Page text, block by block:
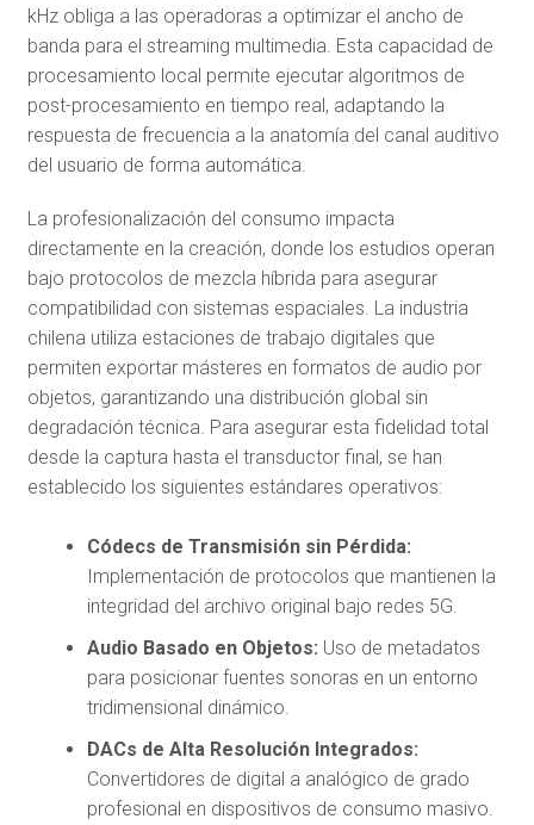
kHz obliga a las operadoras a optimizar el ancho de
banda para el streaming multimedia. Esta capacidad de
procesamiento local permite ejecutar algoritmos de
post-procesamiento en tiempo real, adaptando la
respuesta de frecuencia a la anatomía del canal auditivo
del usuario de forma automática.
La profesionalización del consumo impacta
directamente en la creación, donde los estudios operan
bajo protocolos de mezcla híbrida para asegurar
compatibilidad con sistemas espaciales. La industria
chilena utiliza estaciones de trabajo digitales que
permiten exportar másteres en formatos de audio por
objetos, garantizando una distribución global sin
degradación técnica. Para asegurar esta fidelidad total
desde la captura hasta el transductor final, se han
establecido los siguientes estándares operativos:
Códecs de Transmisión sin Pérdida:
Implementación de protocolos que mantienen la
integridad del archivo original bajo redes 5G.
Audio Basado en Objetos: Uso de metadatos
para posicionar fuentes sonoras en un entorno
tridimensional dinámico.
DACs de Alta Resolución Integrados:
Convertidores de digital a analógico de grado
profesional en dispositivos de consumo masivo.